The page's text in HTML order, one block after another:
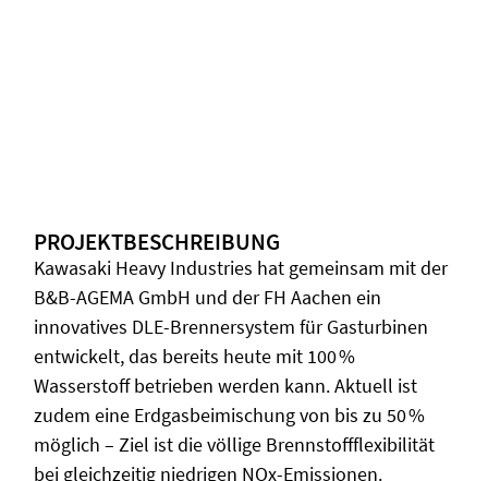
PROJEKTBESCHREIBUNG
Kawasaki Heavy Industries hat gemeinsam mit der
B&B-AGEMA GmbH und der FH Aachen ein
innovatives DLE-Brennersystem für Gasturbinen
entwickelt, das bereits heute mit 100 %
Wasserstoff betrieben werden kann. Aktuell ist
zudem eine Erdgasbeimischung von bis zu 50 %
möglich – Ziel ist die völlige Brennstoffflexibilität
bei gleichzeitig niedrigen NOx-Emissionen.